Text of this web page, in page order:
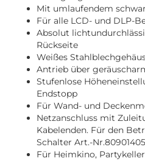
Mit umlaufendem
Für alle LCD- und DLP-
Absolut
Rückseite
Weißes
Antrieb über
Stufenlose
Endstopp
Für Wand- und
Netzanschluss mit
Kabelenden. Für den
Schalter Art.-
Für Heimkino,